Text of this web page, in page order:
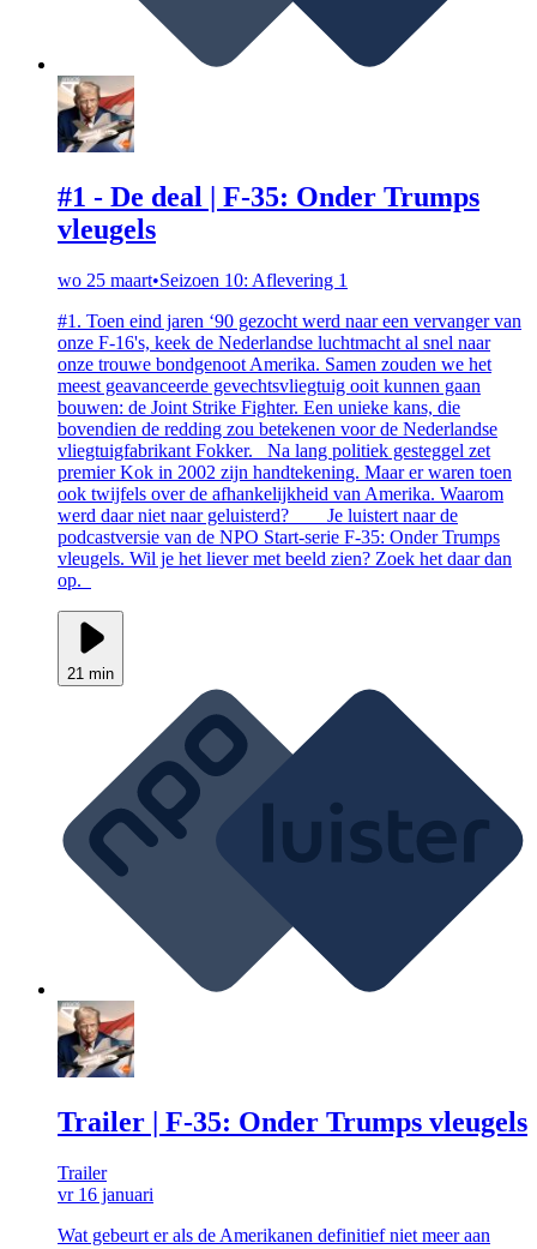
#1 - De deal | F-35: Onder Trumps
vleugels
wo 25 maart•Seizoen 10: Aflevering 1
#1. Toen eind jaren ‘90 gezocht werd naar een vervanger van
onze F-16's, keek de Nederlandse luchtmacht al snel naar
onze trouwe bondgenoot Amerika. Samen zouden we het
meest geavanceerde gevechtsvliegtuig ooit kunnen gaan
bouwen: de Joint Strike Fighter. Een unieke kans, die
bovendien de redding zou betekenen voor de Nederlandse
vliegtuigfabrikant Fokker. Na lang politiek gesteggel zet
premier Kok in 2002 zijn handtekening. Maar er waren toen
ook twijfels over de afhankelijkheid van Amerika. Waarom
werd daar niet naar geluisterd? __ Je luistert naar de
podcastversie van de NPO Start-serie F-35: Onder Trumps
vleugels. Wil je het liever met beeld zien? Zoek het daar dan
op.
21 min
Trailer | F-35: Onder Trumps vleugels
Trailer
vr 16 januari
Wat gebeurt er als de Amerikanen definitief niet meer aan